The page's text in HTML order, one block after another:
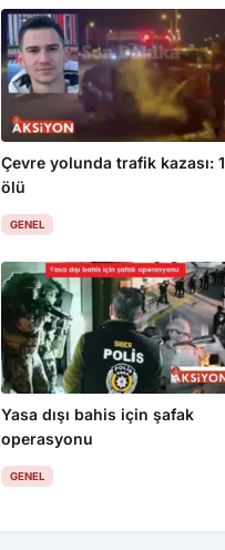
Çevre yolunda trafik kazası: 1
ölü
GENEL
Yasa dışı bahis için şafak
operasyonu
GENEL